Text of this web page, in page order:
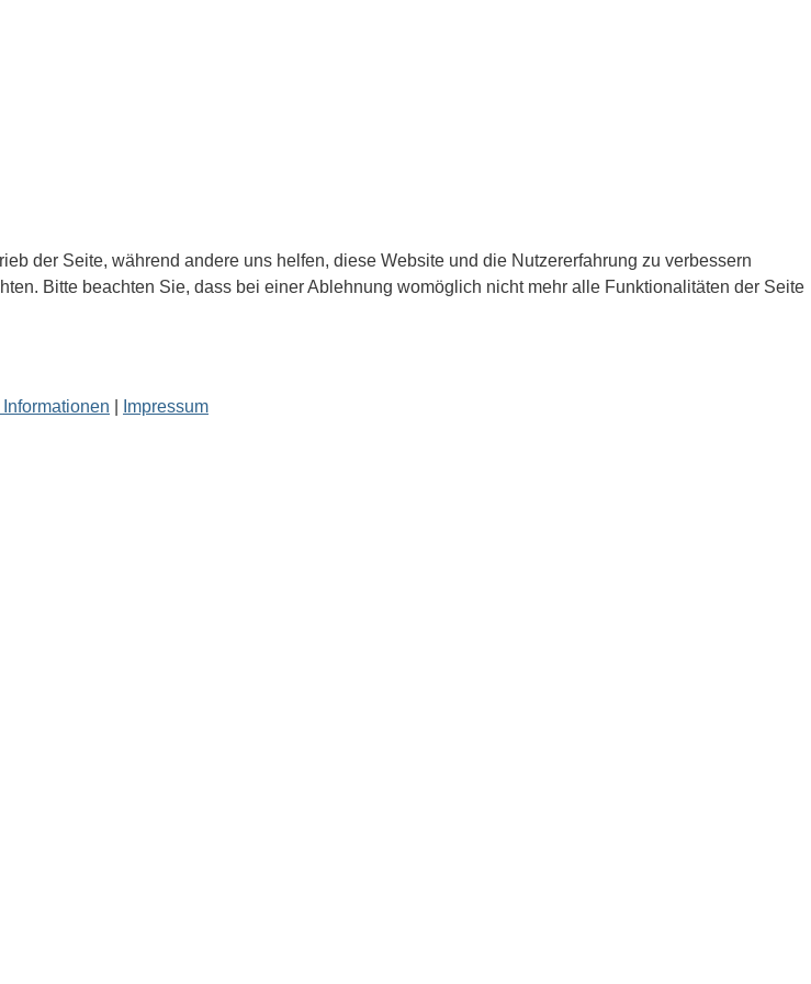
der Seite, während andere uns helfen, diese Website und die Nutzererfahrung zu verbessern
Bitte beachten Sie, dass bei einer Ablehnung womöglich nicht mehr alle Funktionalitäten der Seite
Impressum